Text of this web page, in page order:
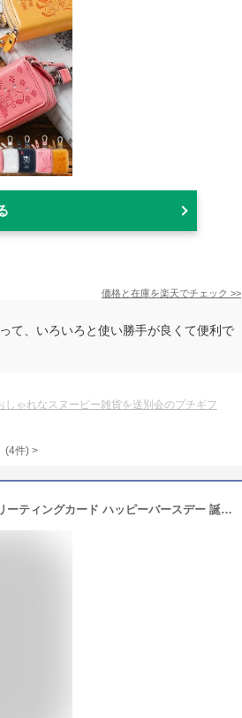
価格と在庫を楽天でチェック >>
て、いろいろと使い勝手が良くて便利で
しゃれなスヌーピー雑貨を送別会のプチギフ
(4件) >
メッセージカード バースデーカード ミニ スヌーピー グリーティングカード ハッピーバースデー 誕生日 サンキュー 飛び出す 立体的 可愛い Hallmark プレゼント ギフト 手書きメッセージ スヌーピーグッズ スヌーピー雑貨 ダブルスリー